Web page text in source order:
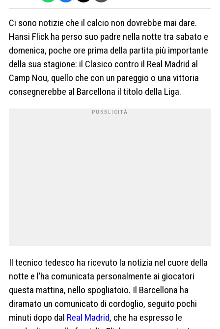
Ci sono notizie che il calcio non dovrebbe mai dare.
Hansi Flick ha perso suo padre nella notte tra sabato e
domenica, poche ore prima della partita più importante
della sua stagione: il Clasico contro il Real Madrid al
Camp Nou, quello che con un pareggio o una vittoria
consegnerebbe al Barcellona il titolo della Liga.
Il tecnico tedesco ha ricevuto la notizia nel cuore della
notte e l’ha comunicata personalmente ai giocatori
questa mattina, nello spogliatoio. Il Barcellona ha
diramato un comunicato di cordoglio, seguito pochi
minuti dopo dal Real Madrid, che ha espresso le